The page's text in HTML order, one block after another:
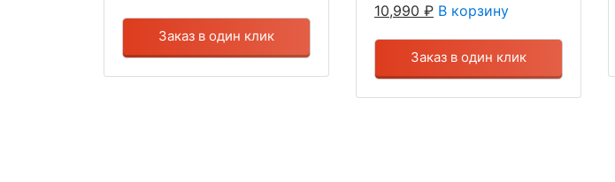
Заказ в один клик
10,990 ₽ В корзину
Заказ в один клик